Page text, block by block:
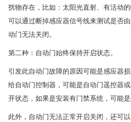
扰物存在，比如：太阳光直射、有活动
可以通过断掉感应器信号线来测试是否
动门无法关闭。
第二种：自动门始终保持开启状态。
引发此自动门故障的原因可能是感应器
给自动门控制器，可能是自动门遥控器
开状态，如果是安装有门禁系统，可能是
此外，自动门无法正常开启关闭，还可